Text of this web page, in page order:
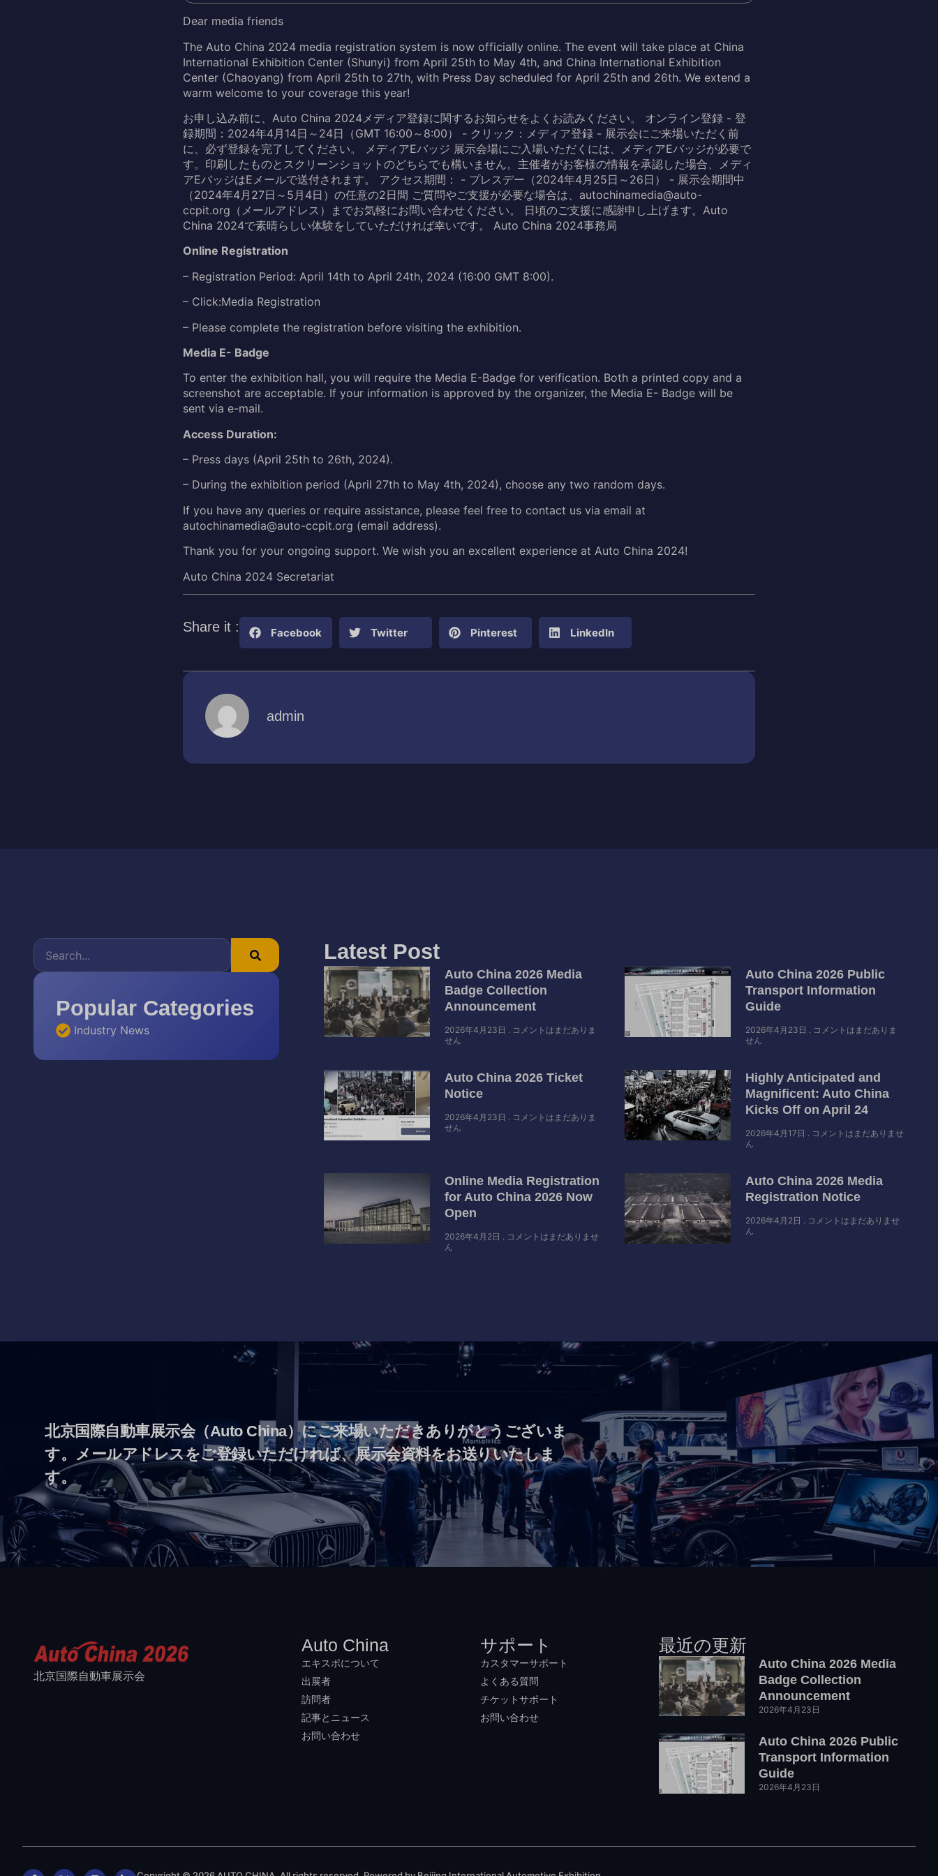
Dear media friends
The Auto China 2024 media registration system is now officially online. The event will take place at China
International Exhibition Center (Shunyi) from April 25th to May 4th, and China International Exhibition
Center (Chaoyang) from April 25th to 27th, with Press Day scheduled for April 25th and 26th. We extend a
warm welcome to your coverage this year!
お申し込み前に、Auto China 2024メディア登録に関するお知らせをよくお読みください。 オンライン登録 - 登
録期間：2024年4月14日～24日（GMT 16:00～8:00） - クリック：メディア登録 - 展示会にご来場いただく前
に、必ず登録を完了してください。 メディアEバッジ 展示会場にご入場いただくには、メディアEバッジが必要で
す。印刷したものとスクリーンショットのどちらでも構いません。主催者がお客様の情報を承認した場合、メディ
アEバッジはEメールで送付されます。 アクセス期間： - プレスデー（2024年4月25日～26日） - 展示会期間中
（2024年4月27日～5月4日）の任意の2日間 ご質問やご支援が必要な場合は、autochinamedia@auto-
ccpit.org（メールアドレス）までお気軽にお問い合わせください。 日頃のご支援に感謝申し上げます。Auto
China 2024で素晴らしい体験をしていただければ幸いです。 Auto China 2024事務局
Online Registration
– Registration Period: April 14th to April 24th, 2024 (16:00 GMT 8:00).
– Click:Media Registration
– Please complete the registration before visiting the exhibition.
Media E- Badge
To enter the exhibition hall, you will require the Media E-Badge for verification. Both a printed copy and a
screenshot are acceptable. If your information is approved by the organizer, the Media E- Badge will be
sent via e-mail.
Access Duration:
– Press days (April 25th to 26th, 2024).
– During the exhibition period (April 27th to May 4th, 2024), choose any two random days.
If you have any queries or require assistance, please feel free to contact us via email at
autochinamedia@auto-ccpit.org (email address).
Thank you for your ongoing support. We wish you an excellent experience at Auto China 2024!
Auto China 2024 Secretariat
Share it : Facebook Twitter Pinterest LinkedIn
admin
Popular Categories
Industry News
Latest Post
Auto China 2026 Media
Badge Collection
Announcement
2026年4月23日
コメントはまだありま
せん
Auto China 2026 Public
Transport Information
Guide
2026年4月23日
コメントはまだありま
せん
Auto China 2026 Ticket
Notice
2026年4月23日
コメントはまだありま
せん
Highly Anticipated and
Magnificent: Auto China
Kicks Off on April 24
2026年4月17日
コメントはまだありませ
ん
Online Media Registration
for Auto China 2026 Now
Open
2026年4月2日
コメントはまだありませ
ん
Auto China 2026 Media
Registration Notice
2026年4月2日
コメントはまだありませ
ん
北京国際自動車展示会（Auto China）にご来場いただきありがとうございま
す。メールアドレスをご登録いただければ、展示会資料をお送りいたしま
す。
北京国際自動車展示会
Auto China
エキスポについて
出展者
訪問者
記事とニュース
お問い合わせ
サポート
カスタマーサポート
よくある質問
チケットサポート
お問い合わせ
最近の更新
Auto China 2026 Media
Badge Collection
Announcement
2026年4月23日
Auto China 2026 Public
Transport Information
Guide
2026年4月23日